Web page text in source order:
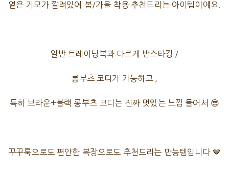
옅은 기모가 깔려있어 봄/가을 착용 추천드리는 아이템이에요.
일반 트레이닝복과 다르게 반스타킹 /
롱부츠 코디가 가능하고 ,
특히 브라운+블랙 롱부츠 코디는 진짜 멋있는 느낌 들어서 😎
꾸꾸룩으로도 편안한 복장으로도 추천드리는 만능템입니다 🤎